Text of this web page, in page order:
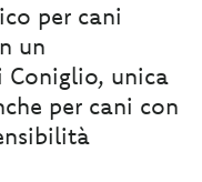
per cani
un
Coniglio, unica
per cani con